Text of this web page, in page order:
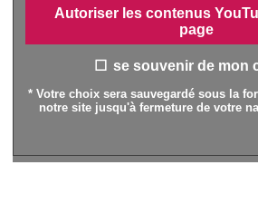
Autoriser les contenus
page
se souvenir de mon
* Votre choix sera sauvegardé sous la
notre site jusqu'à fermeture de votre